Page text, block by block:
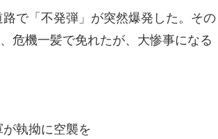
で「不発弾」が突然爆発した。その
危機一髪で免れたが、大惨事になる
執拗に空襲を